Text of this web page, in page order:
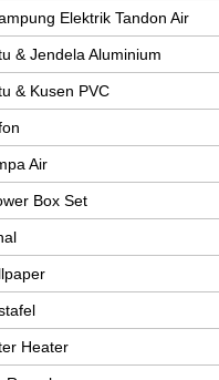
Elektrik Tandon Air
& Jendela Aluminium
& Kusen PVC
Air
Box Set
Heater